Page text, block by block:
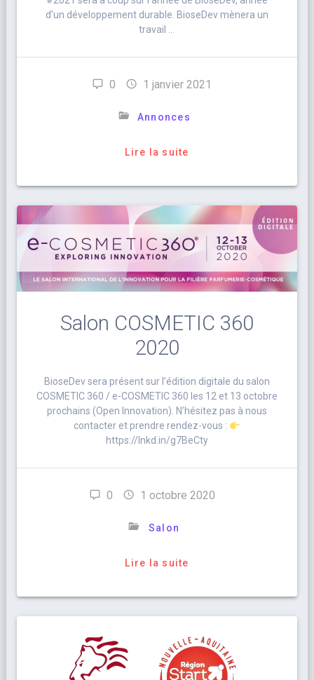
d’un développement durable. BioseDev mènera un
travail …
0 1 janvier 2021
Annonces
Lire la suite
Salon COSMETIC 360
2020
BioseDev sera présent sur l’édition digitale du salon
COSMETIC 360 / e-COSMETIC 360 les 12 et 13 octobre
prochains (Open Innovation). N’hésitez pas à nous
contacter et prendre rendez-vous :
https://lnkd.in/g7BeCty
0 1 octobre 2020
Salon
Lire la suite